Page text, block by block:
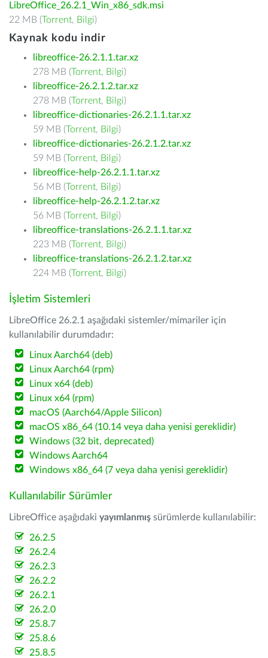
LibreOffice_26.2.1_Win_x86_sdk.msi
22 MB (Torrent, Bilgi)
Kaynak kodu indir
libreoffice-26.2.1.1.tar.xz
278 MB (Torrent, Bilgi)
libreoffice-26.2.1.2.tar.xz
278 MB (Torrent, Bilgi)
libreoffice-dictionaries-26.2.1.1.tar.xz
59 MB (Torrent, Bilgi)
libreoffice-dictionaries-26.2.1.2.tar.xz
59 MB (Torrent, Bilgi)
libreoffice-help-26.2.1.1.tar.xz
56 MB (Torrent, Bilgi)
libreoffice-help-26.2.1.2.tar.xz
56 MB (Torrent, Bilgi)
libreoffice-translations-26.2.1.1.tar.xz
223 MB (Torrent, Bilgi)
libreoffice-translations-26.2.1.2.tar.xz
224 MB (Torrent, Bilgi)
İşletim Sistemleri
LibreOffice 26.2.1 aşağıdaki sistemler/mimariler için
kullanılabilir durumdadır:
Linux Aarch64 (deb)
Linux Aarch64 (rpm)
Linux x64 (deb)
Linux x64 (rpm)
macOS (Aarch64/Apple Silicon)
macOS x86_64 (10.14 veya daha yenisi gereklidir)
Windows (32 bit, deprecated)
Windows Aarch64
Windows x86_64 (7 veya daha yenisi gereklidir)
Kullanılabilir Sürümler
LibreOffice aşağıdaki yayımlanmış sürümlerde kullanılabilir:
26.2.5
26.2.4
26.2.3
26.2.2
26.2.1
26.2.0
25.8.7
25.8.6
25.8.5